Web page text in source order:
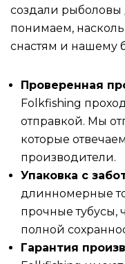
создали рыболовы
понимаем,
снастям и нашему
Проверенная
Folkfishing
отправкой. Мы
которые
производители.
Упаковка с
длинномерные
прочные тубусы,
полной
Гарантия